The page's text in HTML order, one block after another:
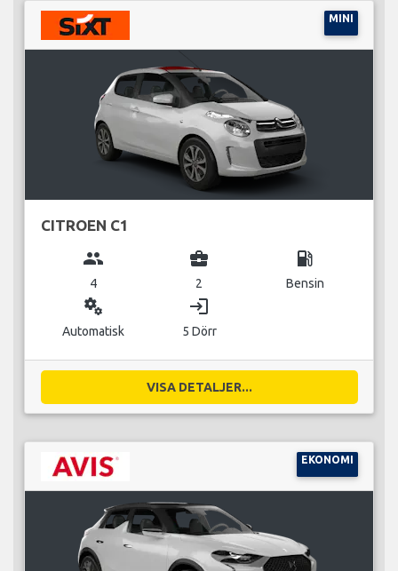
MINI
CITROEN C1
group
4
business_center
2
local_gas_station
Bensin
miscellaneous_services
Automatisk
login
5 Dörr
VISA DETALJER...
EKONOMI